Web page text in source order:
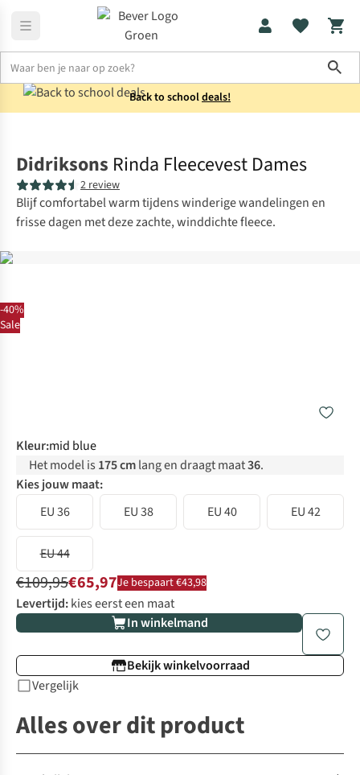
Back to schooldeals!
-40%
Sale
Didriksons Rinda Fleecevest Dames
2 review
Blijf comfortabel warm tijdens winderige wandelingen en
frisse dagen met deze zachte, winddichte fleece.
Kleur:mid blue
Het model is 175 cmlang en draagt maat36.
Kies jouw maat:
EU 36
EU 38 EU 40 EU 42
EU 44
€109,95€65,97Je bespaart €43,98
Levertijd:kies eerst een maat
In winkelmand
Bekijk winkelvoorraad
Vergelijk
Alles over dit product